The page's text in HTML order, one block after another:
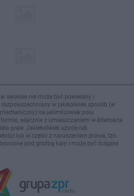
serwisie nie może być powielany i
w jakikolwiek sposób (w
na jakimkolwiek polu
włącznie z umieszczaniem w Internecie
praw. Jakiekolwiek użycie lub
lub w części z naruszeniem prawa, tzn.
pod groźbą kary i może być ścigane